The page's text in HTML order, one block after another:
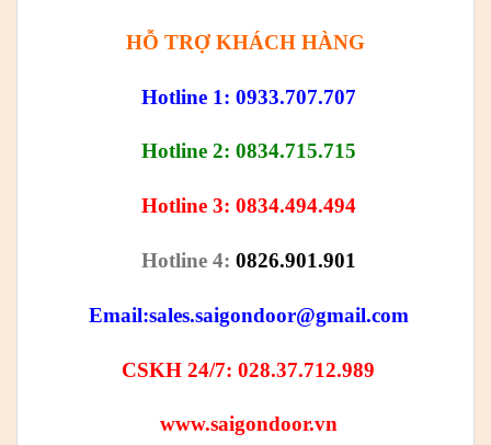
HỖ TRỢ KHÁCH HÀNG
Hotline 1: 0933.707.707
Hotline 2: 0834.715.715
Hotline 3: 0834.494.494
Hotline 4: 0826.901.901
Email:sales.saigondoor@gmail.com
CSKH 24/7: 028.37.712.989
www.saigondoor.vn